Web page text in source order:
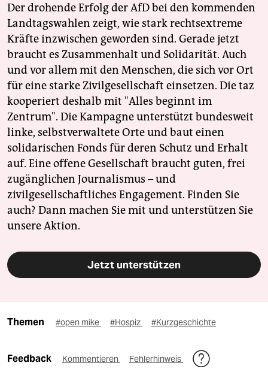
Der drohende Erfolg der AfD bei den kommenden
Landtagswahlen zeigt, wie stark rechtsextreme
Kräfte inzwischen geworden sind. Gerade jetzt
braucht es Zusammenhalt und Solidarität. Auch
und vor allem mit den Menschen, die sich vor Ort
für eine starke Zivilgesellschaft einsetzen. Die taz
kooperiert deshalb mit "Alles beginnt im
Zentrum". Die Kampagne unterstützt bundesweit
linke, selbstverwaltete Orte und baut einen
solidarischen Fonds für deren Schutz und Erhalt
auf. Eine offene Gesellschaft braucht guten, frei
zugänglichen Journalismus – und
zivilgesellschaftliches Engagement. Finden Sie
auch? Dann machen Sie mit und unterstützen Sie
unsere Aktion.
Jetzt unterstützen
Themen #open mike #Hospiz #Kurzgeschichte
Feedback Kommentieren Fehlerhinweis